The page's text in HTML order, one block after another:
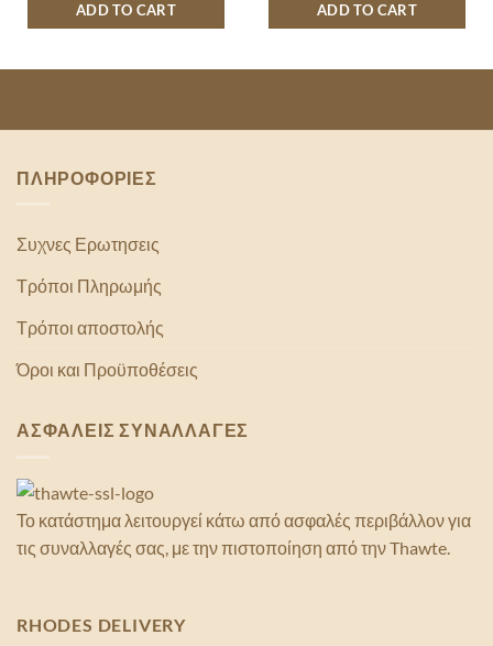
ADD TO CART ADD TO CART
ΠΛΗΡΟΦΟΡΙΕΣ
Συχνες Ερωτησεις
Τρόποι Πληρωμής
Τρόποι αποστολής
Όροι και Προϋποθέσεις
ΑΣΦΑΛΕΙΣ ΣΥΝΑΛΛΑΓΕΣ
Το κατάστημα λειτουργεί κάτω από ασφαλές περιβάλλον για
τις συναλλαγές σας, με την πιστοποίηση από την Thawte.
RHODES DELIVERY